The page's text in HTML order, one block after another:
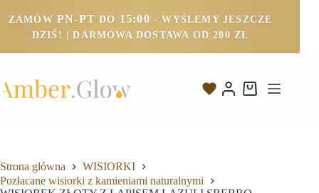
ZAMÓW PN-PT DO 15:00 - WYŚLEMY JESZCZE
DZIŚ! | DARMOWA DOSTAWA OD 200 ZŁ
Strona główna
WISIORKI
Pozłacane wisiorki z kamieniami naturalnymi